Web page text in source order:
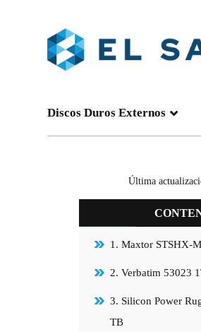
Discos Duros Externos
Última
1. Maxtor STSHX-
2. Verbatim 53023
3. Silicon Power
TB